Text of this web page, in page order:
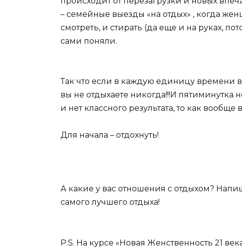
– семейные выезды «на отдых» , когда
смотреть, и стирать (да еще и на руках,
сами поняли.
Так что если в каждую единицу времени
вы не отдыхаете никогда!!!И пятиминутка
и нет классного результата, то как вообще
Для начала – отдохнуть!
А какие у вас отношения с отдыхом?
самого лучшего отдыха!
P.S. На курсе «Новая Женственность 21